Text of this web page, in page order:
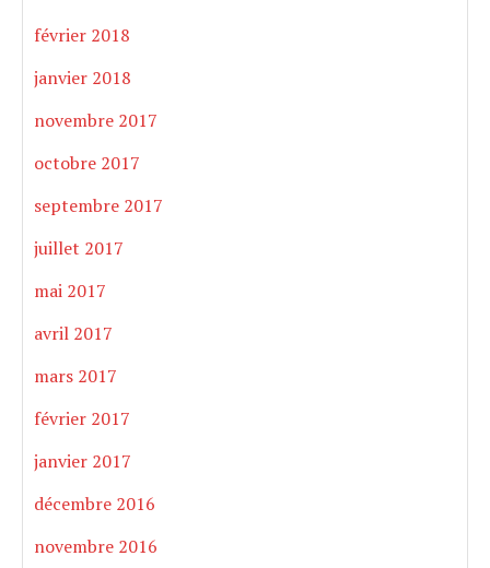
février 2018
janvier 2018
novembre 2017
octobre 2017
septembre 2017
juillet 2017
mai 2017
avril 2017
mars 2017
février 2017
janvier 2017
décembre 2016
novembre 2016